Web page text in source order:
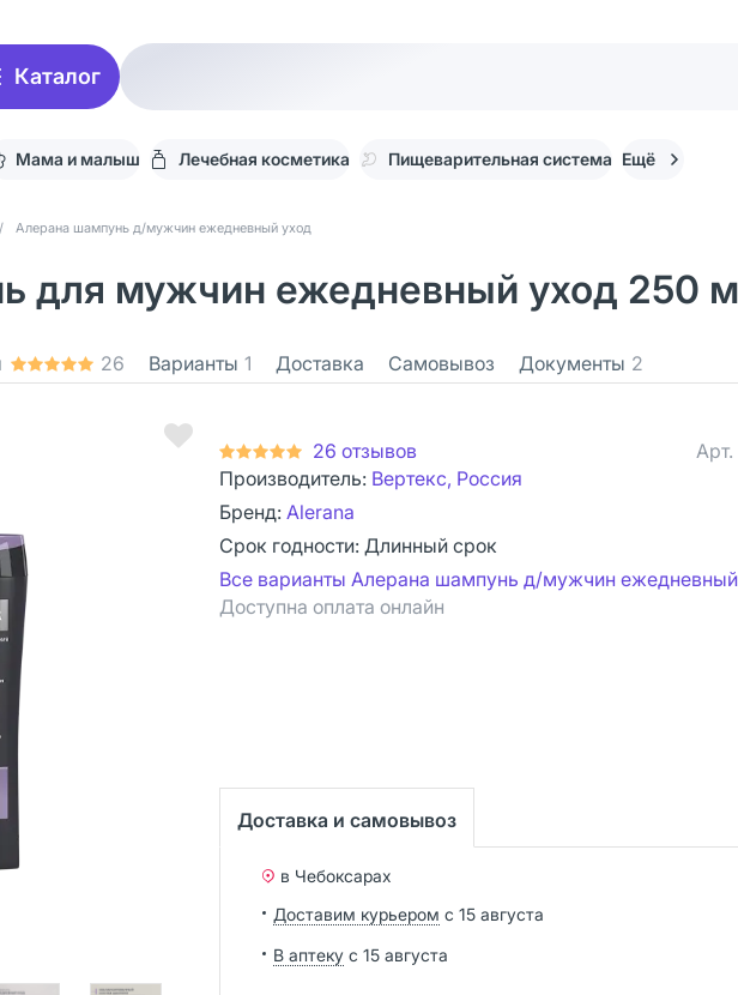
Каталог
Мама и малыш Лечебная косметика Пищеварительная система Ещё
/ Алерана шампунь д/мужчин ежедневный уход
для мужчин ежедневный уход 250
26 Варианты 1 Доставка Самовывоз Документы 2
26 отзывов Арт.
Производитель: Вертекс, Россия
Бренд: Alerana
Срок годности: Длинный срок
Все варианты Алерана шампунь д/мужчин
Доступна оплата онлайн
Доставка и самовывоз
в Чебоксарах
Доставим курьером с 15 августа
В аптеку с 15 августа